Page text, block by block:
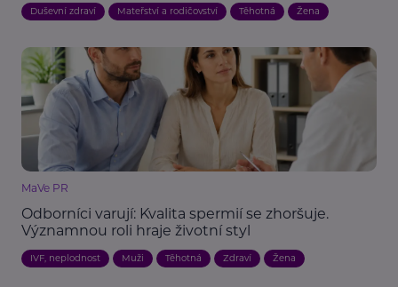
Duševní zdraví Mateřství a rodičovství Těhotná Žena
MaVe PR
Odborníci varují: Kvalita spermií se zhoršuje.
Významnou roli hraje životní styl
IVF, neplodnost Muži Těhotná Zdraví Žena